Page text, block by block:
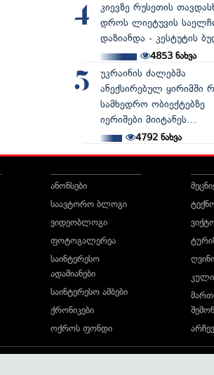
4
კიევზე რუსეთის
დროს ლიეტუვის
დაზიანდა - კესტუტის
4853ნახვა
5
უკრაინის ძალებმა
ანექსირებულ ყირიმში
სამხედრო ობიექტებზე
იერიშები მიიტანეს...
4792 ნახვა
ანონსები
საავტორო ბლოგი
ვიდეობლოგი
ფოტოგალერეა
საინტერესო
ადამიანები
საინტერესო ამბები
ქრონიკები
ოქროს ფონდი